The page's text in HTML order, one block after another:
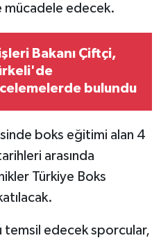
mücadele edecek.
Bakanı Çiftçi,
bulundu
boks eğitimi alan 4
arasında
Türkiye Boks
edecek sporcular,